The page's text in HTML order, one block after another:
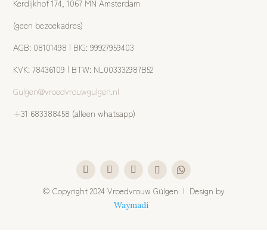
Kerdijkhof 174, 1067 MN Amsterdam
(geen bezoekadres)
AGB: 08101498 | BIG: 99927959403
KVK: 78436109 | BTW: NL003332987B52
Gulgen@vroedvrouwgulgen.nl
+31 683388458 (alleen whatsapp)
© Copyright 2024 Vroedvrouw Gülgen | Design by
Waymadi